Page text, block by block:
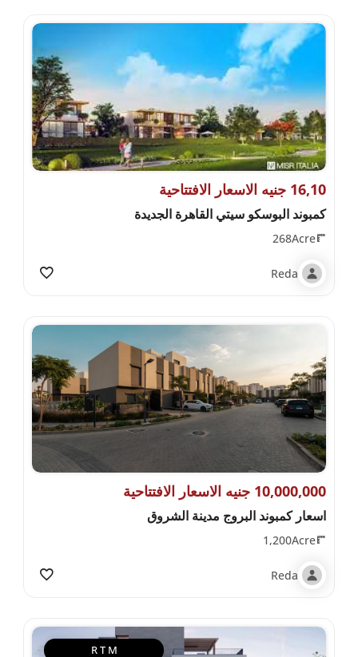
16,10 جنيه الاسعار الافتتاحية
كمبوند البوسكو سيتي القاهرة الجديدة
268Acre
Reda
10,000,000 جنيه الاسعار الافتتاحية
اسعار كمبوند البروج مدينة الشروق
1,200Acre
Reda
R T M